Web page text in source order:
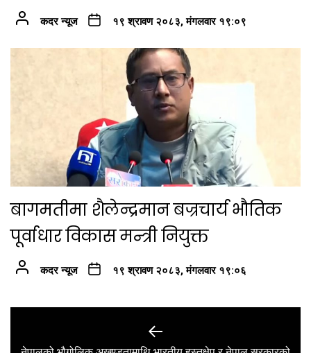
कदर न्यूज १९ श्रावण २०८३, मंगलवार १९:०९
बागमतीमा शैलेन्द्रमान बज्रचार्य भौतिक
पूर्वाधार विकास मन्त्री नियुक्त
कदर न्यूज १९ श्रावण २०८३, मंगलवार १९:०६
navigation